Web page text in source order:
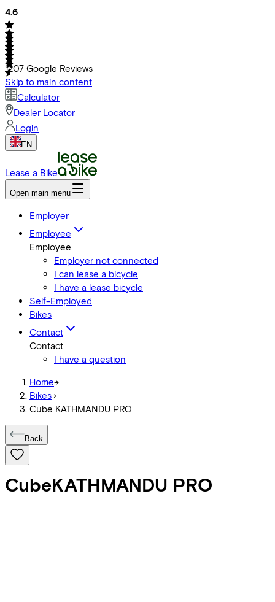
4.6
1207 Google Reviews
Skip to main content
Calculator
Dealer Locator
Login
EN
Lease a Bike
Open main menu
Employer
Employee
Employee
Employer not connected
I can lease a bicycle
I have a lease bicycle
Self-Employed
Bikes
Contact
Contact
I have a question
Home->
Bikes->
Cube KATHMANDU PRO
Back
CubeKATHMANDU PRO